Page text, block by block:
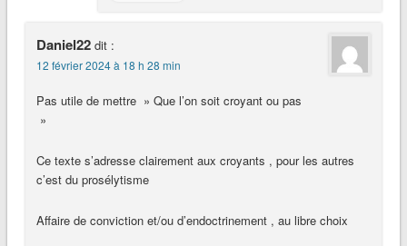
Daniel22 dit :
12 février 2024 à 18 h 28 min
Pas utile de mettre » Que l’on soit croyant ou pas
»
Ce texte s’adresse clairement aux croyants , pour les autres
c’est du prosélytisme
Affaire de conviction et/ou d’endoctrinement , au libre choix